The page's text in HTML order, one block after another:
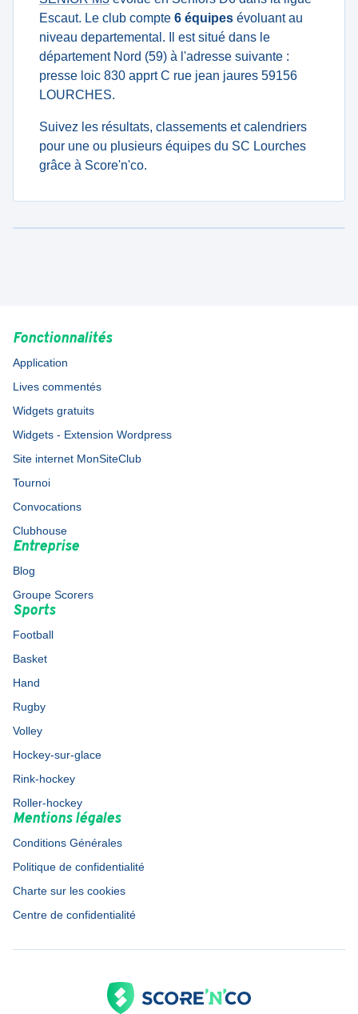
Escaut. Le club compte 6 équipes évoluant au
niveau departemental. Il est situé dans le
département Nord (59) à l'adresse suivante :
presse loic 830 apprt C rue jean jaures 59156
LOURCHES.
Suivez les résultats, classements et calendriers
pour une ou plusieurs équipes du SC Lourches
grâce à Score'n'co.
Fonctionnalités
Application
Lives commentés
Widgets gratuits
Widgets - Extension Wordpress
Site internet MonSiteClub
Tournoi
Convocations
Clubhouse
Entreprise
Blog
Groupe Scorers
Sports
Football
Basket
Hand
Rugby
Volley
Hockey-sur-glace
Rink-hockey
Roller-hockey
Mentions légales
Conditions Générales
Politique de confidentialité
Charte sur les cookies
Centre de confidentialité